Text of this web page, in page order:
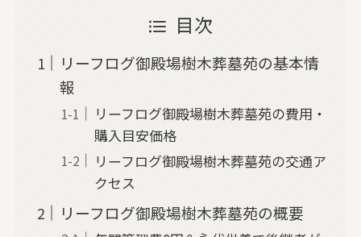
目次
リーフログ御殿場樹木葬墓苑の基本情
報
リーフログ御殿場樹木葬墓苑の費用・
購入目安価格
リーフログ御殿場樹木葬墓苑の交通ア
クセス
リーフログ御殿場樹木葬墓苑の概要